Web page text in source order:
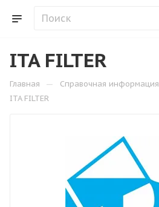
ITA FILTER
Главная — Справочная информация
ITA FILTER